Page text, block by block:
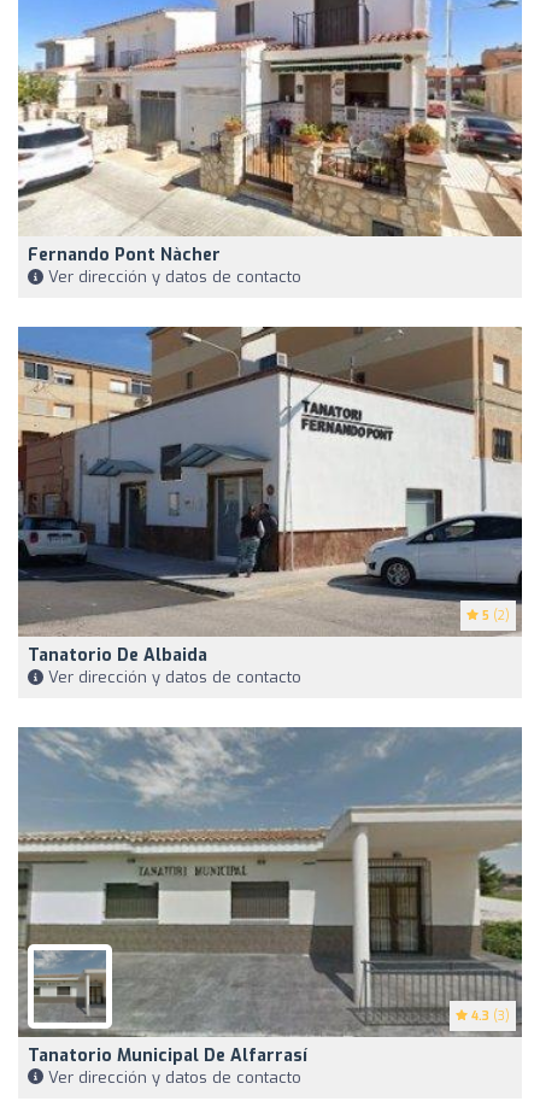
Fernando Pont Nàcher
Ver dirección y datos de contacto
5 (2)
Tanatorio De Albaida
Ver dirección y datos de contacto
4.3 (3)
Tanatorio Municipal De Alfarrasí
Ver dirección y datos de contacto